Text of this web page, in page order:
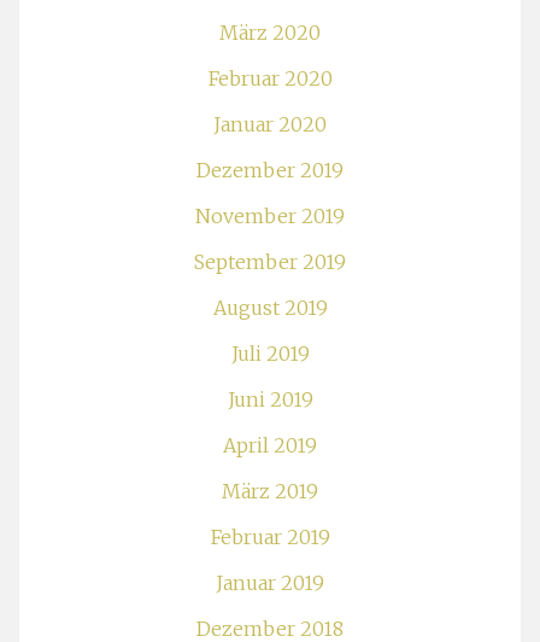
März 2020
Februar 2020
Januar 2020
Dezember 2019
November 2019
September 2019
August 2019
Juli 2019
Juni 2019
April 2019
März 2019
Februar 2019
Januar 2019
Dezember 2018